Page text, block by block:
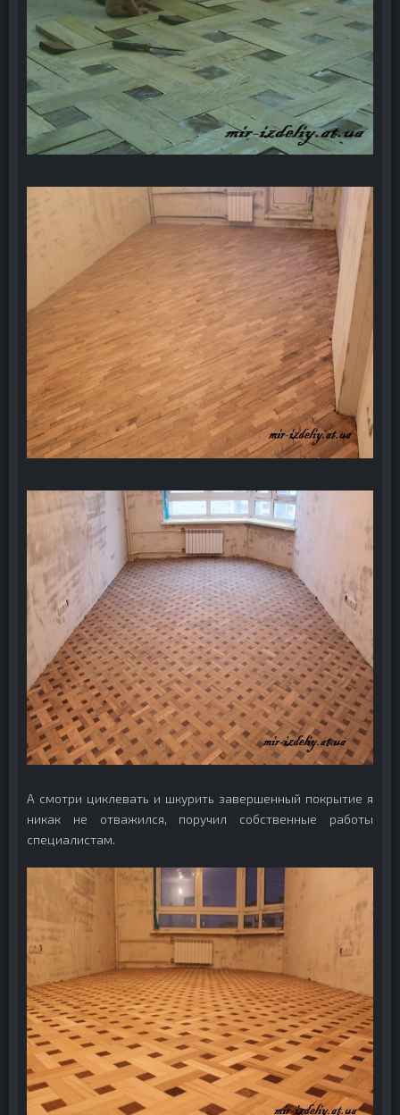
А смотри циклевать и шкурить завершенный покрытие я
никак не отважился, поручил собственные работы
специалистам.